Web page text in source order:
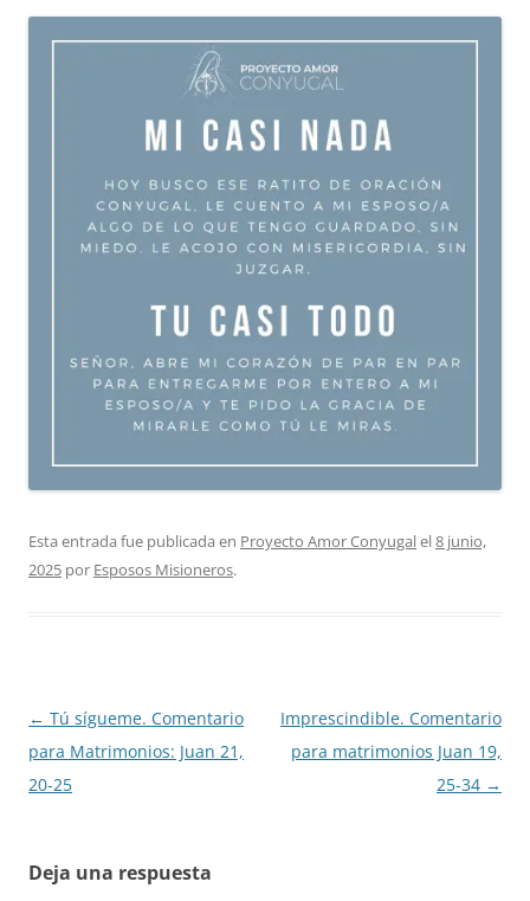
Esta entrada fue publicada en Proyecto Amor Conyugalel8 junio,
2025 por Esposos Misioneros.
Navegación
de
entradas
← Tú sígueme. Comentario
para Matrimonios: Juan 21,
20-25
Imprescindible. Comentario
para matrimonios Juan 19,
25-34 →
Deja una respuesta